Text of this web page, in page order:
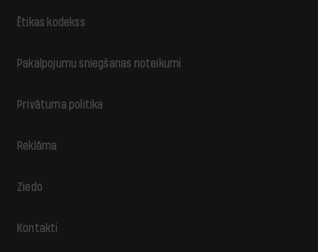
Ētikas kodekss
Pakalpojumu sniegšanas noteikumi
Privātuma politika
Reklāma
Ziedo
Kontakti